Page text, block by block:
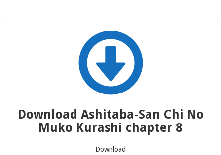
Download Ashitaba-San Chi No
Muko Kurashi chapter 8
Download